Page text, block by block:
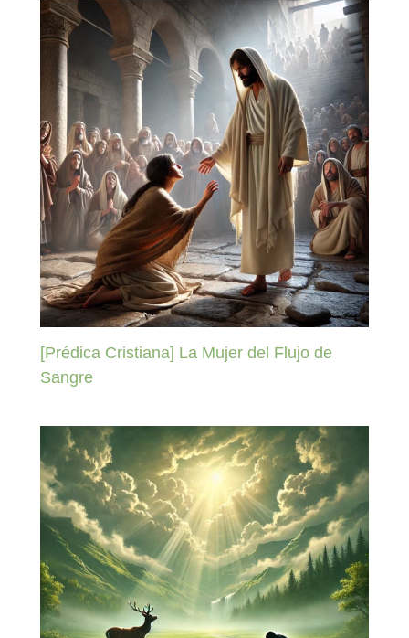
[Prédica Cristiana] La Mujer del Flujo de
Sangre